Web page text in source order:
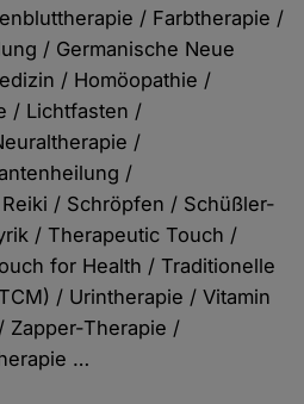
/ Farbtherapie /
/ Germanische Neue
/ Homöopathie /
/ Lichtfasten /
/
/
/ Schröpfen / Schüßler-
/ Therapeutic Touch /
for Health / Traditionelle
/ Urintherapie / Vitamin
Zapper-Therapie /
…